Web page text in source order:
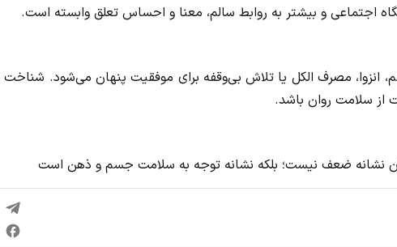
اجتماعی و بیشتر به روابط سالم، معنا و احساس تعلق وابسته است.
مصرف الکل یا تلاش بی‌وقفه برای موفقیت پنهان می‌شود. شناخت
از سلامت روان باشد.
نشانه ضعف نیست؛ بلکه نشانه توجه به سلامت جسم و ذهن است